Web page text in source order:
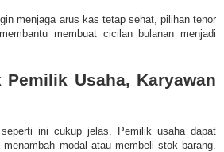
menjaga arus kas tetap sehat, pilihan tenor
membuat cicilan bulanan menjadi
Usaha, Karyawan
ini cukup jelas. Pemilik usaha dapat
modal atau membeli stok barang.